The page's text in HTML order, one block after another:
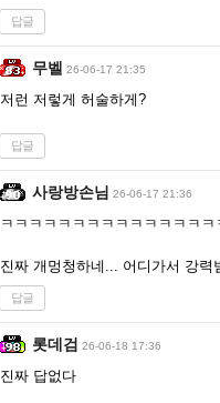
답글
무벨 26-06-17 21:35
저런 저렇게 허술하게?
답글
사랑방손님 26-06-17 21:36
ㅋㅋㅋㅋㅋㅋㅋㅋㅋㅋㅋㅋㅋㅋ
진짜 개멍청하네... 어디가서 강
답글
롯데검 26-06-18 17:36
진짜 답없다